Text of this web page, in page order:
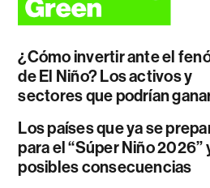
¿Cómo invertir ante el
de El Niño? Los activos y
sectores que podrían
Los países que ya se
para el “Súper Niño 2026”
posibles consecuencias